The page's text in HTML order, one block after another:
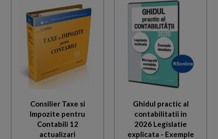
Consilier Taxe si
Impozite pentru
Contabili 12
actualizari
Ghidul practic al
contabilitatii in
2026 Legislatie
explicata - Exemple